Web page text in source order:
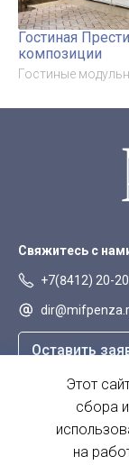
Гостиная
композиции
Гостиные
Свяжитесь с
+7(8412) 20-
Оставить
г. Пенза, ул.
пн-пт - с 9.00-
Этот
сбора
на